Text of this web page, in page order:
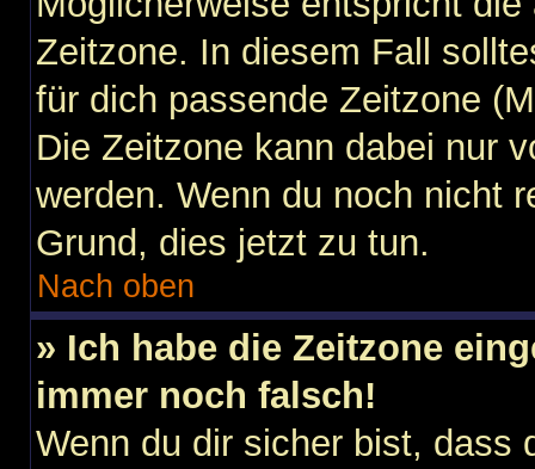
Zeitzone. In diesem Fall
für dich passende Zeitzone
Die Zeitzone kann dabei nur
werden. Wenn du noch nicht
Grund, dies jetzt zu tun.
Nach oben
» Ich habe die Zeitzone
immer noch falsch!
Wenn du dir sicher bist, dass